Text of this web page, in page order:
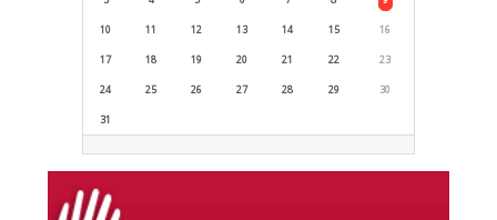
10 11 12 13 14 15 16
17 18 19 20 21 22 23
24 25 26 27 28 29 30
31